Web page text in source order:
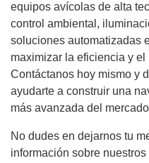
equipos avícolas de alta
control ambiental,
soluciones automatizadas
maximizar la eficiencia y el
Contáctanos hoy mismo y
ayudarte a construir una
más avanzada del
No dudes en dejarnos tu
información sobre